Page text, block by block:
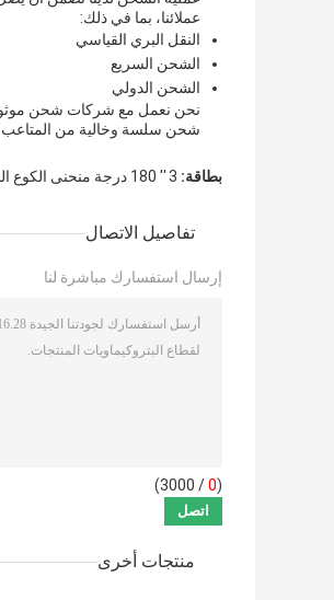
عملائنا، بما في ذلك:
النقل البري القياسي
الشحن السريع
الشحن الدولي
نحن نعمل مع شركات شحن
شحن سلسة وخالية من المتاعب
بطاقة: 3 '' 180 درجة منحنى الكوع الملحوم
تفاصيل الاتصال
إرسال استفسارك مباشرة لنا
(
0
/ 3000)
منتجات أخرى